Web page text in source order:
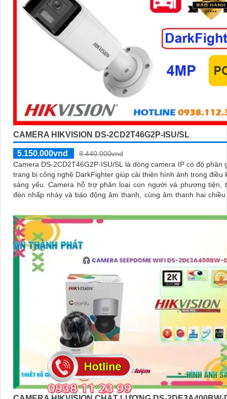
CAMERA HIKVISION DS-2CD2T46G2P-ISU/SL
5.150.000vnd
8.440.000vnd
Camera DS-2CD2T46G2P-ISU/SL là dòng camera IP có độ phân
trang bị công nghệ DarkFighter giúp cải thiện hình ảnh trong điều
sáng yếu. Camera hỗ trợ phân loại con người và phương tiện, tích hợp
đèn nhấp nháy và báo động âm thanh, cùng âm thanh hai